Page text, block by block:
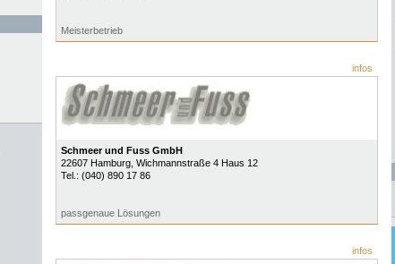
Meisterbetrieb
infos
Schmeer und Fuss GmbH
22607 Hamburg, Wichmannstraße 4 Haus 12
Tel.: (040) 890 17 86
passgenaue Lösungen
infos